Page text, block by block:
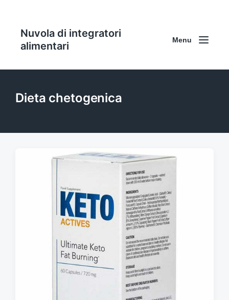
Nuvola di integratori
alimentari
Menu
Dieta chetogenica